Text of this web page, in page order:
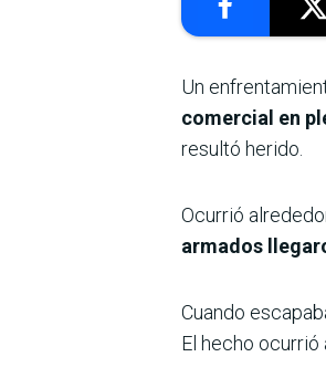
Un
comercial en
resultó herido.
Ocurrió
armados
Cuando
El hecho